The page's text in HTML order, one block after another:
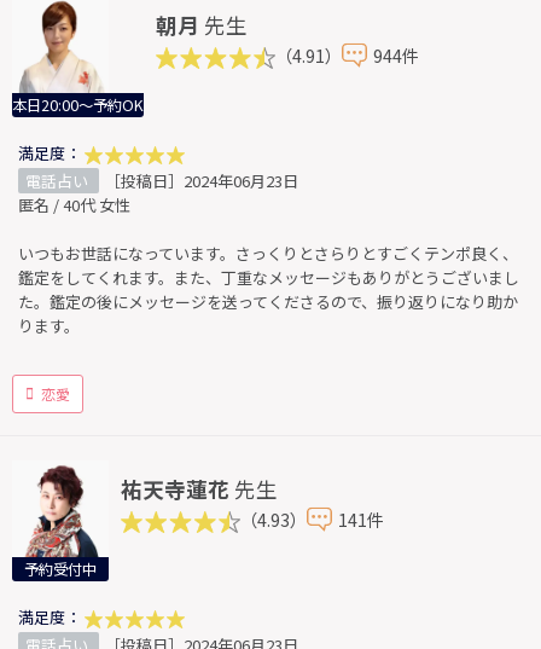
本日20:00～予約OK
朝月 先生
（4.91） 944件
満足度：
電話占い
［投稿日］2024年06月23日
匿名 / 40代 女性
いつもお世話になっています。さっくりとさらりとすごくテンポ良く、
鑑定をしてくれます。また、丁重なメッセージもありがとうございまし
た。鑑定の後にメッセージを送ってくださるので、振り返りになり助か
ります。
恋愛
予約受付中
祐天寺蓮花 先生
（4.93） 141件
満足度：